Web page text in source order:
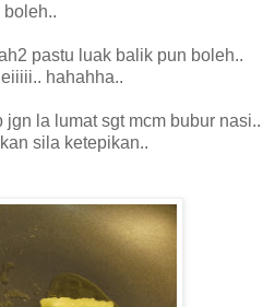
boleh..
pastu luak balik pun boleh..
hahahha..
la lumat sgt mcm bubur nasi..
sila ketepikan..